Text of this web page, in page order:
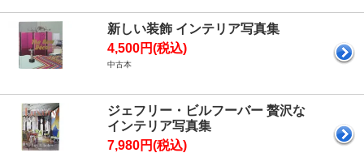
新しい装飾 インテリア写真集
4,500円(税込)
中古本
ジェフリー・ビルフーバー 贅沢な
インテリア写真集
7,980円(税込)